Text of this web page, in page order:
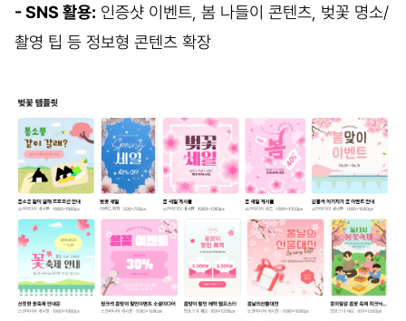
- SNS 활용: 인증샷 이벤트, 봄 나들이 콘텐츠, 벚꽃 명소/
촬영 팁 등 정보형 콘텐츠 확장